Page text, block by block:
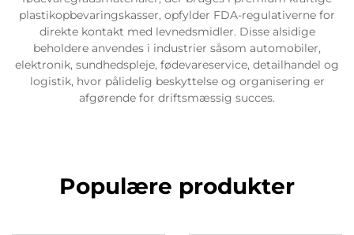
plastikopbevaringskasser, opfylder FDA-regulativerne for
direkte kontakt med levnedsmidler. Disse alsidige
beholdere anvendes i industrier såsom automobiler,
elektronik, sundhedspleje, fødevareservice, detailhandel og
logistik, hvor pålidelig beskyttelse og organisering er
afgørende for driftsmæssig succes.
Populære produkter